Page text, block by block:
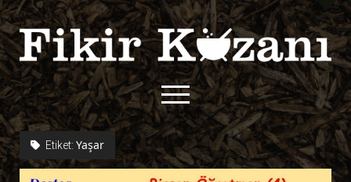
Fikir
Kazanı
menüyü
aç
twitterfacebook
rss
Hakkımızda
Etiket: Yaşar